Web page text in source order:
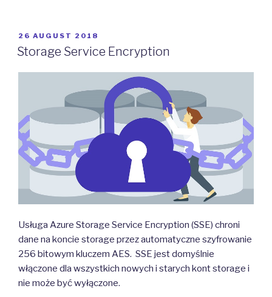
Storage”
POSTED
ON
26 AUGUST 2018
Storage Service Encryption
Usługa Azure Storage Service Encryption (SSE) chroni
dane na koncie storage przez automatyczne szyfrowanie
256 bitowym kluczem AES. SSE jest domyślnie
włączone dla wszystkich nowych i starych kont storage i
nie może być wyłączone.